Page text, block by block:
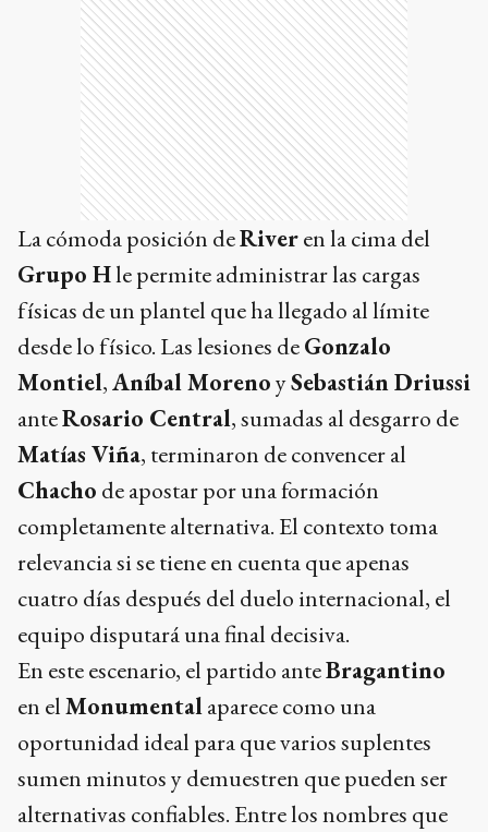
La cómoda posición deRiveren la cima del
Grupo Hle permite administrar las cargas
físicas de un plantel que ha llegado al límite
desde lo físico. Las lesiones deGonzalo
Montiel,Aníbal MorenoySebastián Driussi
anteRosario Central, sumadas al desgarro de
Matías Viña, terminaron de convencer al
Chacho de apostar por una formación
completamente alternativa. El contexto toma
relevancia si se tiene en cuenta que apenas
cuatro días después del duelo internacional, el
equipo disputará una final decisiva.
En este escenario, el partido anteBragantino
en elMonumentalaparece como una
oportunidad ideal para que varios suplentes
sumen minutos y demuestren que pueden ser
alternativas confiables. Entre los nombres que